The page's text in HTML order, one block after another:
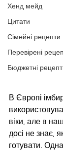
Хенд мейд
Цитати
Сімейні рецепти
Перевірені
Бюджетні
В Європі
віки, але в
досі не знає,
готувати.